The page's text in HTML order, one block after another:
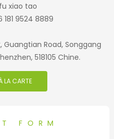
xiao tao
9524 8889
Guangtian Road, Songgang
518105 Chine.
LA CARTE
FORM